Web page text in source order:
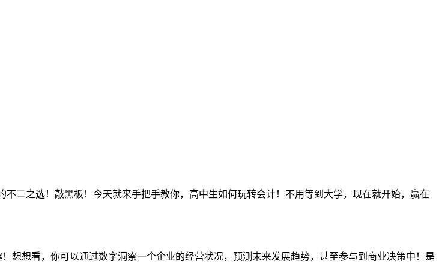
二之选！敲黑板！今天就来手把手教你，高中生如何玩转会计！不用等到大学，现在就开始，赢在
想想看，你可以通过数字洞察一个企业的经营状况，预测未来发展趋势，甚至参与到商业决策中！是